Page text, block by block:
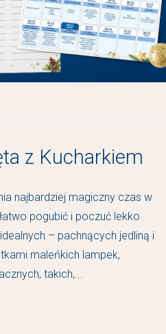
z Kucharkiem
najbardziej magiczny czas w
pogubić i poczuć lekko
– pachnących jedliną i
maleńkich lampek,
takich,...